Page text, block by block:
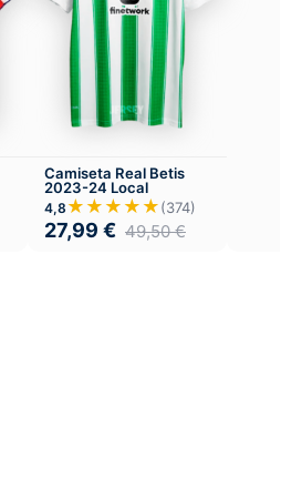
Camiseta Real Betis
2023-24 Local
4,8 ★★★★★(374)
27,99 € 49,50€